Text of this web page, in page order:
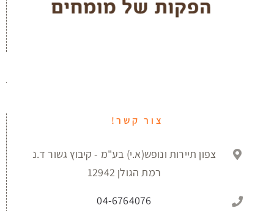
צור קשר!
צפון תיירות ונופש(א.י) בע"מ - קיבוץ גשור ד.נ
רמת הגולן 12942
04-6764076